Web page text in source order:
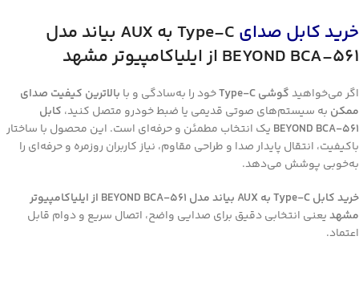
خرید کابل صدای Type-C به AUX بیاند مدل
BEYOND BCA-561 از ایلیاکامپیوتر مشهد
اگر می‌خواهیدگوشیType-Cخود را به‌سادگی و با بالاترین کیفیت صدای
ممکن به سیستم‌های صوتی قدیمی یا ضبط خودرو متصل کنید، کابل
BEYOND BCA-561 یک انتخاب مطمئن و حرفه‌ای است. این محصول با ساختار
باکیفیت، انتقال پایدار صدا و طراحی مقاوم، نیاز کاربران روزمره و حرفه‌ای را
به‌خوبی پوشش می‌دهد.
خرید کابلType-Cبه AUX بیاند مدل BEYOND BCA-561 از ایلیاکامپیوتر
مشهدیعنی انتخابی دقیق برای صدایی واضح، اتصال سریع و دوام قابل
اعتماد.